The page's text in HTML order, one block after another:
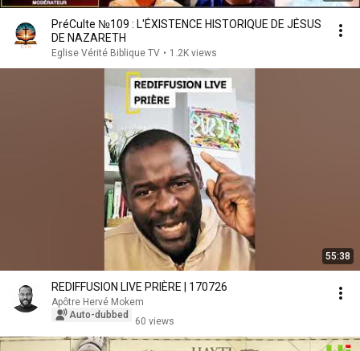
PréCulte №109 : L'ÉXISTENCE HISTORIQUE DE JÉSUS
DE NAZARETH
Eglise Vérité Biblique TV • 1.2K views
55:38
REDIFFUSION LIVE PRIÈRE | 170726
Apôtre Hervé Mokem
Auto-dubbed
60 views